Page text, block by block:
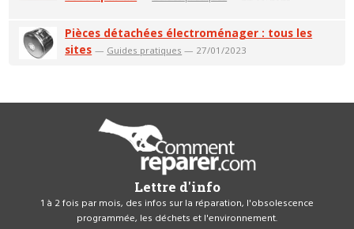
Pièces détachées électroménager : tous les
sites — Guides pratiques — 27/01/2023
Lettre d'info
1 à 2 fois par mois, des infos sur la réparation, l'obsolescence
programmée, les déchets et l'environnement.